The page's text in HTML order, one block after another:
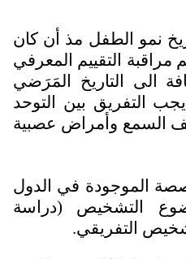
نمو الطفل مذ أن كان
التقييم المعرفي
الى التاريخ المَرَضي
التفريق بين التوحد
السمع وأمراض عصبية
الموجودة في الدول
التشخيص (دراسة
التفريقي.